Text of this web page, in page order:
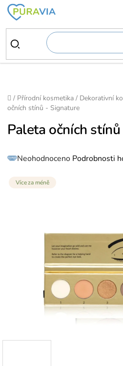
Přejít
obsah
Domů
/ Přírodní kosmetika / Dekorativní
očních stínů - Signature
Paleta očních
Průměrné
hodnocení
0,0
Neohodnoceno Podrobnosti
Více za méně